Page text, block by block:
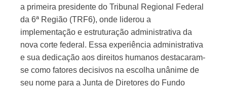
a primeira presidente do Tribunal Regional Federal
da 6ª Região (TRF6), onde liderou a
implementação e estruturação administrativa da
nova corte federal. Essa experiência administrativa
e sua dedicação aos direitos humanos destacaram-
se como fatores decisivos na escolha unânime de
seu nome para a Junta de Diretores do Fundo